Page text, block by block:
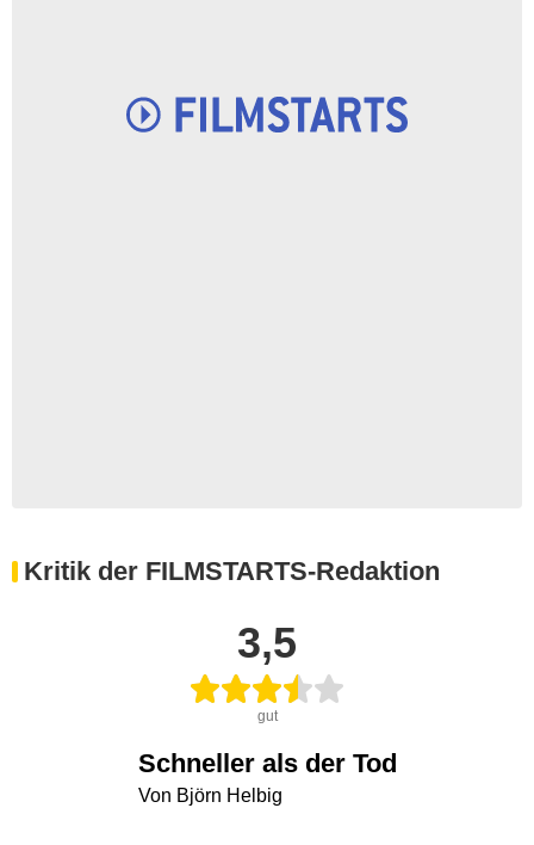
Kritik der FILMSTARTS-Redaktion
3,5
gut
Schneller als der Tod
Von Björn Helbig